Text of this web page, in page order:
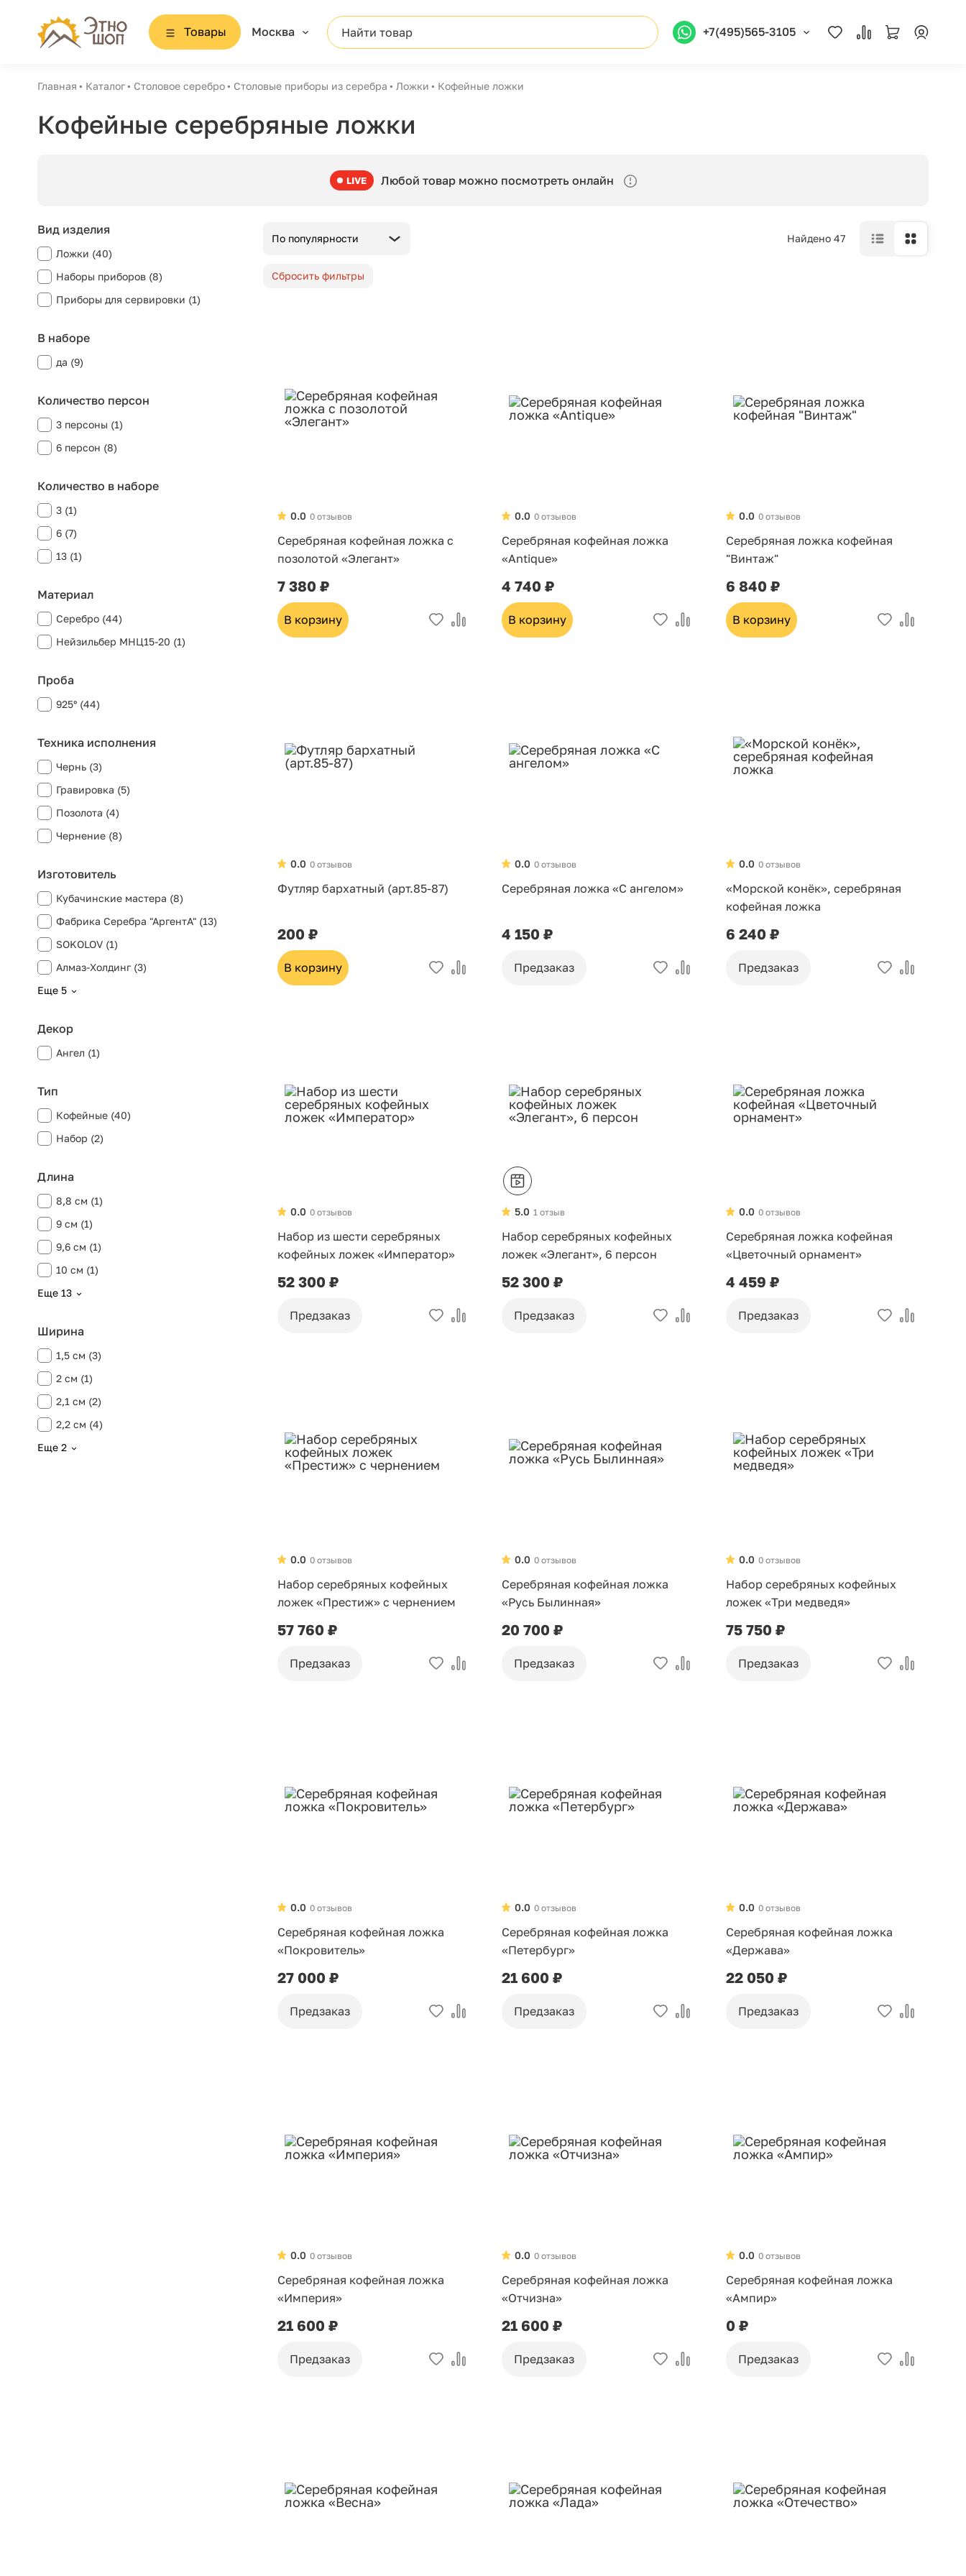
Товары Москва Найти товар +7(495)565-3105
Главная Каталог Столовое серебро Столовые приборы из серебра Ложки Кофейные ложки
Кофейные серебряные ложки
LIVE Любой товар можно посмотреть онлайн
Вид изделия
Ложки (40)
Наборы приборов (8)
Приборы для сервировки (1)
В наборе
да (9)
Количество персон
3 персоны (1)
6 персон (8)
Количество в наборе
3 (1)
6 (7)
13 (1)
Материал
Серебро (44)
Нейзильбер МНЦ15-20 (1)
Проба
925° (44)
Техника исполнения
Чернь (3)
Гравировка (5)
Позолота (4)
Чернение (8)
Изготовитель
Кубачинские мастера (8)
Фабрика Серебра "АргентА" (13)
SOKOLOV (1)
Алмаз-Холдинг (3)
Еще 5
Декор
Ангел (1)
Тип
Кофейные (40)
Набор (2)
Длина
8,8 см (1)
9 см (1)
9,6 см (1)
10 см (1)
Еще 13
Ширина
1,5 см (3)
2 см (1)
2,1 см (2)
2,2 см (4)
Еще 2
По популярности Найдено 47
Сбросить фильтры
0 отзывов
0.0
Серебряная кофейная ложка с
позолотой «Элегант»
7 380 ₽
В корзину
0 отзывов
0.0
Серебряная кофейная ложка
«Antique»
4 740 ₽
В корзину
0 отзывов
0.0
Серебряная ложка кофейная
"Винтаж"
6 840 ₽
В корзину
0 отзывов
0.0
Футляр бархатный (арт.85-87)
200 ₽
В корзину
0 отзывов
0.0
Серебряная ложка «С ангелом»
4 150 ₽
Предзаказ
0 отзывов
0.0
«Морской конёк», серебряная
кофейная ложка
6 240 ₽
Предзаказ
0 отзывов
0.0
Набор из шести серебряных
кофейных ложек «Император»
52 300 ₽
Предзаказ
1 отзыв
5.0
Набор серебряных кофейных
ложек «Элегант», 6 персон
52 300 ₽
Предзаказ
0 отзывов
0.0
Серебряная ложка кофейная
«Цветочный орнамент»
4 459 ₽
Предзаказ
0 отзывов
0.0
Набор серебряных кофейных
ложек «Престиж» с чернением
57 760 ₽
Предзаказ
0 отзывов
0.0
Серебряная кофейная ложка
«Русь Былинная»
20 700 ₽
Предзаказ
0 отзывов
0.0
Набор серебряных кофейных
ложек «Три медведя»
75 750 ₽
Предзаказ
0 отзывов
0.0
Серебряная кофейная ложка
«Покровитель»
27 000 ₽
Предзаказ
0 отзывов
0.0
Серебряная кофейная ложка
«Петербург»
21 600 ₽
Предзаказ
0 отзывов
0.0
Серебряная кофейная ложка
«Держава»
22 050 ₽
Предзаказ
0 отзывов
0.0
Серебряная кофейная ложка
«Империя»
21 600 ₽
Предзаказ
0 отзывов
0.0
Серебряная кофейная ложка
«Отчизна»
21 600 ₽
Предзаказ
0 отзывов
0.0
Серебряная кофейная ложка
«Ампир»
0 ₽
Предзаказ